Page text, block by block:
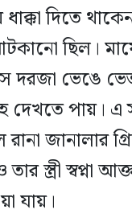
দিতে
ছিল।
দরজা ভেঙে
দেখতে পায়।
জানালার
স্ত্রী স্বপ্না
যায়।